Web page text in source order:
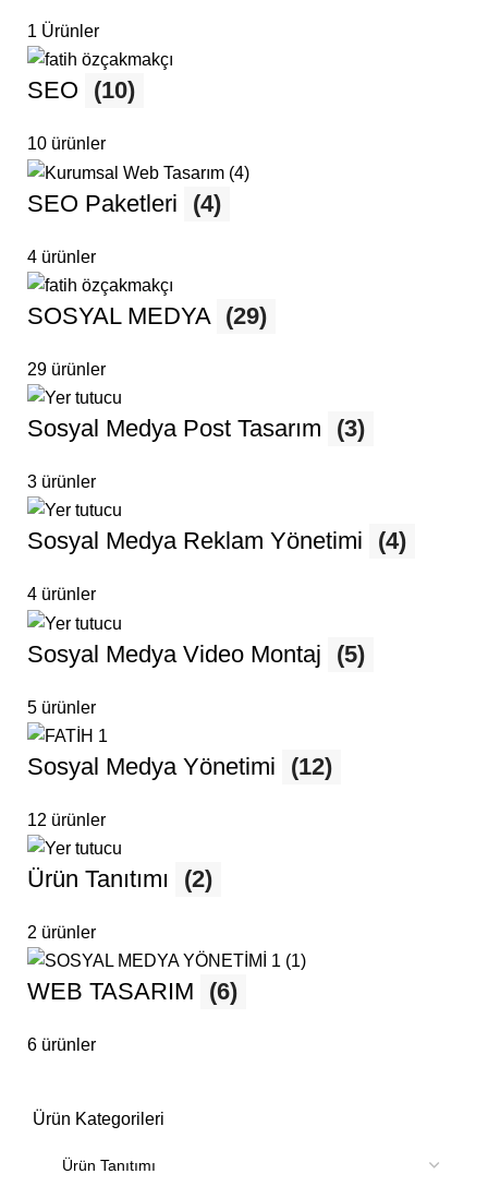
1 Ürünler
SEO (10)
10 ürünler
SEO Paketleri (4)
4 ürünler
SOSYAL MEDYA (29)
29 ürünler
Sosyal Medya Post Tasarım (3)
3 ürünler
Sosyal Medya Reklam Yönetimi (4)
4 ürünler
Sosyal Medya Video Montaj (5)
5 ürünler
Sosyal Medya Yönetimi (12)
12 ürünler
Ürün Tanıtımı (2)
2 ürünler
WEB TASARIM (6)
6 ürünler
Ürün Kategorileri